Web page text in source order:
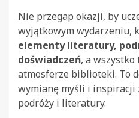
Nie przegap okazji, by
wyjątkowym wydarzeniu,
elementy literatury,
doświadczeń, a
atmosferze biblioteki. To
wymianę myśli i inspiracji
podróży i literatury.